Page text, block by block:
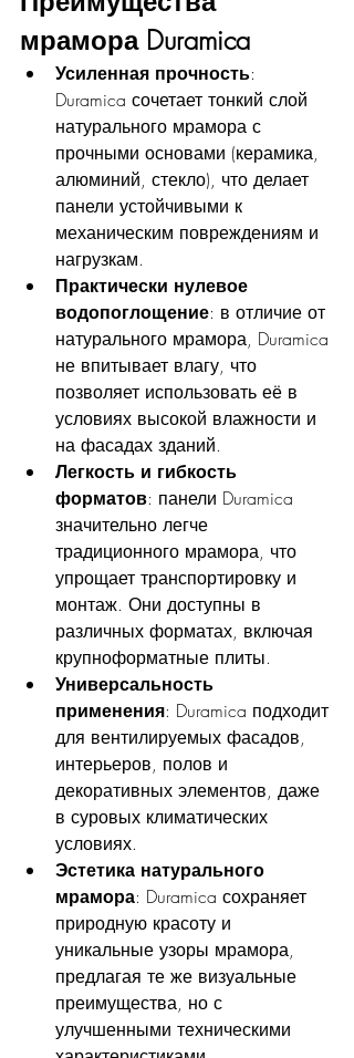
мрамора Duramica
Усиленная прочность:
Duramica сочетает тонкий слой
натурального мрамора с
прочными основами (керамика,
алюминий, стекло), что делает
панели устойчивыми к
механическим повреждениям и
нагрузкам.
Практически нулевое
водопоглощение: в отличие от
натурального мрамора, Duramica
не впитывает влагу, что
позволяет использовать её в
условиях высокой влажности и
на фасадах зданий.
Легкость и гибкость
форматов: панели Duramica
значительно легче
традиционного мрамора, что
упрощает транспортировку и
монтаж. Они доступны в
различных форматах, включая
крупноформатные плиты.
Универсальность
применения: Duramica подходит
для вентилируемых фасадов,
интерьеров, полов и
декоративных элементов, даже
в суровых климатических
условиях.
Эстетика натурального
мрамора: Duramica сохраняет
природную красоту и
уникальные узоры мрамора,
предлагая те же визуальные
преимущества, но с
улучшенными техническими